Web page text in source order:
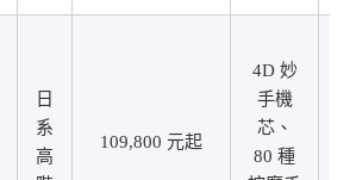
日
系
高
109,800 元起
4D 妙
手機
芯、
80 種